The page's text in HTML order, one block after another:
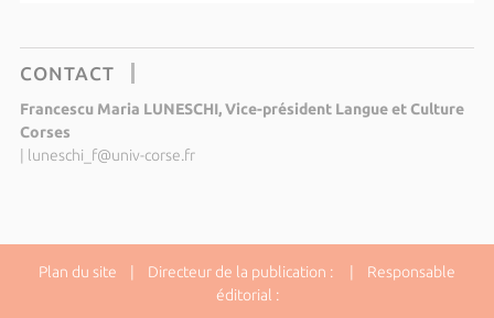
CONTACT
Francescu Maria LUNESCHI, Vice-président Langue et Culture
Corses
luneschi_f@univ-corse.fr
Plan du site | Directeur de la publication : | Responsable
éditorial :